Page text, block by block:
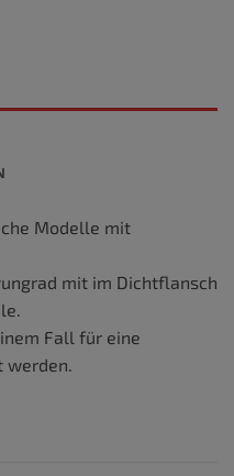
Modelle mit
mit im Dichtflansch
Fall für eine
werden.